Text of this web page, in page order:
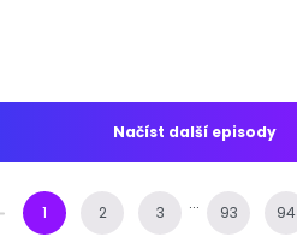
Načíst další episody
1 2 3 ... 93 94